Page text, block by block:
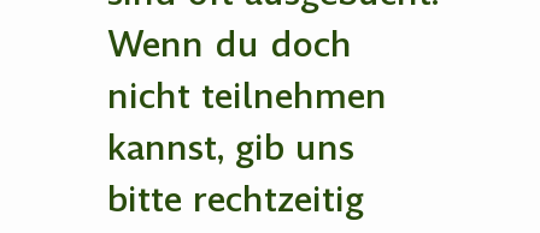
Wenn du doch
nicht teilnehmen
kannst, gib uns
bitte rechtzeitig